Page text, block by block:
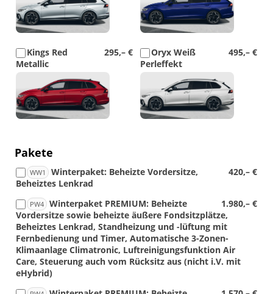
Pakete
WW1 420,– €
Winterpaket: Beheizte Vordersitze,
Beheiztes Lenkrad
PW4 1.980,– €
Winterpaket PREMIUM: Beheizte
Vordersitze sowie beheizte äußere Fondsitzplätze,
Beheiztes Lenkrad, Standheizung und -lüftung mit
Fernbedienung und Timer, Automatische 3-Zonen-
Klimaanlage Climatronic, Luftreinigungsfunktion Air
Care, Steuerung auch vom Rücksitz aus (nicht i.V. mit
eHybrid)
295,– €
Kings Red
Metallic
495,– €
Oryx Weiß
Perleffekt